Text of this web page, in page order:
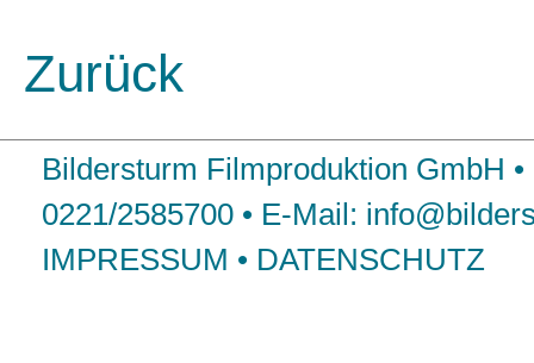
Zurück
Bildersturm Filmproduktion GmbH
0221/2585700 • E-Mail:
IMPRESSUM • DATENSCHUTZ